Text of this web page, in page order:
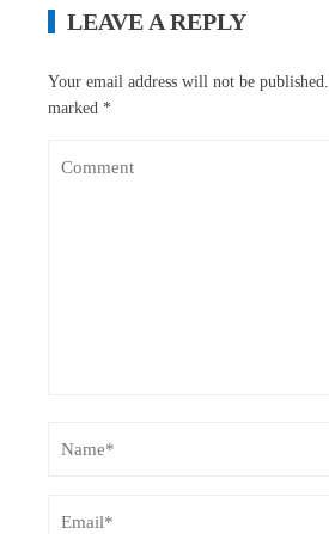
LEAVE A REPLY
Your email address will not be published.
marked *